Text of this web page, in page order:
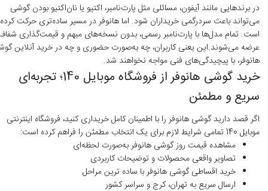
در برندهایی مانند آیفون، مسائلی مثل پارت‌نامبر، اکتیو یا نان‌اکتیو بودن گوشی
می‌تواند باعث سردرگمی خریداران شود. اما هانوفر در مسیر ساده‌تری حرکت کرده
است. تمام مدل‌ها با پارت‌نامبر رسمی، بدون نسخه‌های مبهم و قیمت‌گذاری
عرضه می‌شوند.این یعنی کاربران، چه به‌صورت حضوری و چه در خرید آنلاین
هانوفر، با پیچیدگی‌های فنی مواجه نخواهند شد.
خرید گوشی هانوفر از فروشگاه موبایل 140؛ تجربه‌ای
سریع و مطمئن
اگر قصد دارید گوشی هانوفر را با اطمینان کامل خریداری کنید، فروشگاه اینترنتی
موبایل 140 تمامی شرایط لازم برای یک انتخاب مطمئن را فراهم کرده است:
مشاهده قیمت روز گوشی هانوفر به‌صورت لحظه‌ای
تصاویر واقعی محصولات و توضیحات کاربردی
خرید اقساطی گوشی هانوفر با ساده ترین مراحل
ارسال سریع به تهران، کرج و سراسر کشور